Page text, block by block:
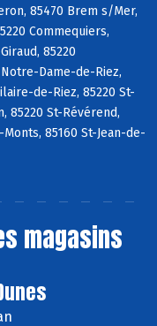
85470 Brem s/Mer,
Commequiers,
85220
Dame-de-Riez,
de-Riez, 85220 St-
85220 St-Révérend,
85160 St-Jean-de-
magasins